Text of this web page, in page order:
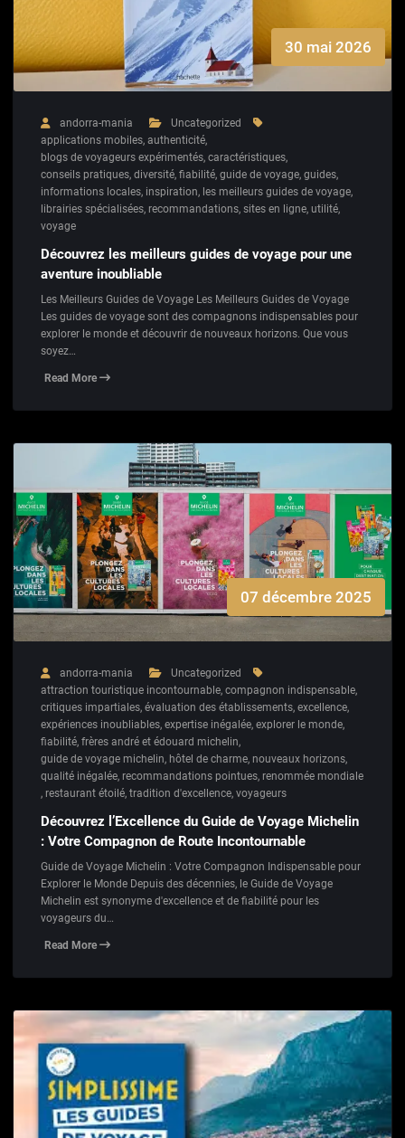
30 mai 2026
andorra-mania
Uncategorized
applications mobiles, authenticité,
blogs de voyageurs expérimentés, caractéristiques,
conseils pratiques, diversité, fiabilité, guide de voyage, guides,
informations locales, inspiration, les meilleurs guides de voyage,
librairies spécialisées, recommandations, sites en ligne, utilité,
voyage
Découvrez les meilleurs guides de voyage pour une
aventure inoubliable
Les Meilleurs Guides de Voyage Les Meilleurs Guides de Voyage
Les guides de voyage sont des compagnons indispensables pour
explorer le monde et découvrir de nouveaux horizons. Que vous
soyez…
Read More
07 décembre 2025
andorra-mania
Uncategorized
attraction touristique incontournable, compagnon indispensable,
critiques impartiales, évaluation des établissements, excellence,
expériences inoubliables, expertise inégalée, explorer le monde,
fiabilité, frères andré et édouard michelin,
guide de voyage michelin, hôtel de charme, nouveaux horizons,
qualité inégalée, recommandations pointues, renommée mondiale
, restaurant étoilé, tradition d'excellence, voyageurs
Découvrez l’Excellence du Guide de Voyage Michelin
: Votre Compagnon de Route Incontournable
Guide de Voyage Michelin : Votre Compagnon Indispensable pour
Explorer le Monde Depuis des décennies, le Guide de Voyage
Michelin est synonyme d'excellence et de fiabilité pour les
voyageurs du…
Read More